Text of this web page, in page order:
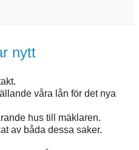
nytt
våra lån för det nya
hus till mäklaren.
av båda dessa saker.